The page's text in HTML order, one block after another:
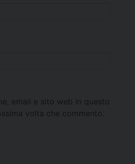
email e sito web in questo
volta che commento.